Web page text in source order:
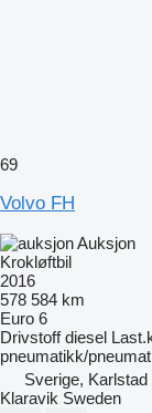
69
Volvo FH
Auksjon
Krokløftbil
2016
578 584 km
Euro 6
Drivstoff diesel
pneumatikk/
Sverige, Karlstad
Klaravik Sweden